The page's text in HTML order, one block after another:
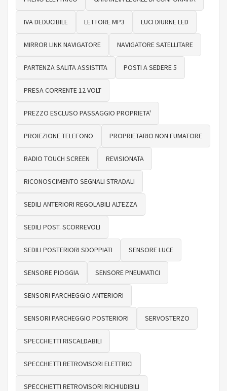
IVA DEDUCIBILE LETTORE MP3 LUCI DIURNE LED
MIRROR LINK NAVIGATORE NAVIGATORE SATELLITARE
PARTENZA SALITA ASSISTITA POSTI A SEDERE 5
PRESA CORRENTE 12 VOLT
PREZZO ESCLUSO PASSAGGIO PROPRIETA'
PROIEZIONE TELEFONO PROPRIETARIO NON FUMATORE
RADIO TOUCH SCREEN REVISIONATA
RICONOSCIMENTO SEGNALI STRADALI
SEDILI ANTERIORI REGOLABILI ALTEZZA
SEDILI POST. SCORREVOLI
SEDILI POSTERIORI SDOPPIATI SENSORE LUCE
SENSORE PIOGGIA SENSORE PNEUMATICI
SENSORI PARCHEGGIO ANTERIORI
SENSORI PARCHEGGIO POSTERIORI SERVOSTERZO
SPECCHIETTI RISCALDABILI
SPECCHIETTI RETROVISORI ELETTRICI
SPECCHIETTI RETROVISORI RICHIUDIBILI